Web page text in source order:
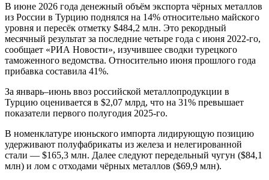
В июне 2026 года денежный объём экспорта чёрных металлов
из России в Турцию поднялся на 14% относительно майского
уровня и пересёк отметку $484,2 млн. Это рекордный
месячный результат за последние четыре года с июня 2022-го,
сообщает «РИА Новости», изучившее сводки турецкого
таможенного ведомства. Относительно июня прошлого года
прибавка составила 41%.
За январь–июнь ввоз российской металлопродукции в
Турцию оценивается в $2,07 млрд, что на 31% превышает
показатели первого полугодия 2025-го.
В номенклатуре июньского импорта лидирующую позицию
удерживают полуфабрикаты из железа и нелегированной
стали — $165,3 млн. Далее следуют передельный чугун ($84,1
млн) и лом с отходами чёрных металлов ($69,9 млн).